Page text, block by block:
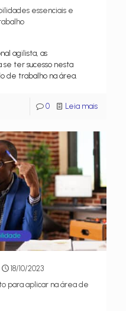
essenciais e
agilista, as
ter sucesso nesta
de trabalho na área.
0 Leia mais
18/10/2023
para aplicar na área de